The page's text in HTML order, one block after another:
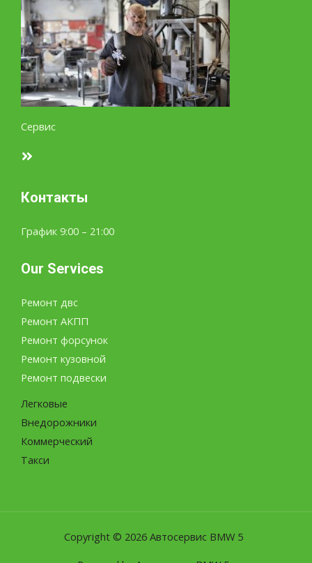
Сервис
Контакты
График 9:00 – 21:00
Our Services
Ремонт двс
Ремонт АКПП
Ремонт форсунок
Ремонт кузовной
Ремонт подвески
Легковые
Внедорожники
Коммерческий
Такси
Copyright © 2026 Автосервис BMW 5